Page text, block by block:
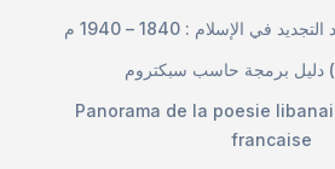
في الإسلام : 1840 – 1940 م
Panorama de la poesie
francaise